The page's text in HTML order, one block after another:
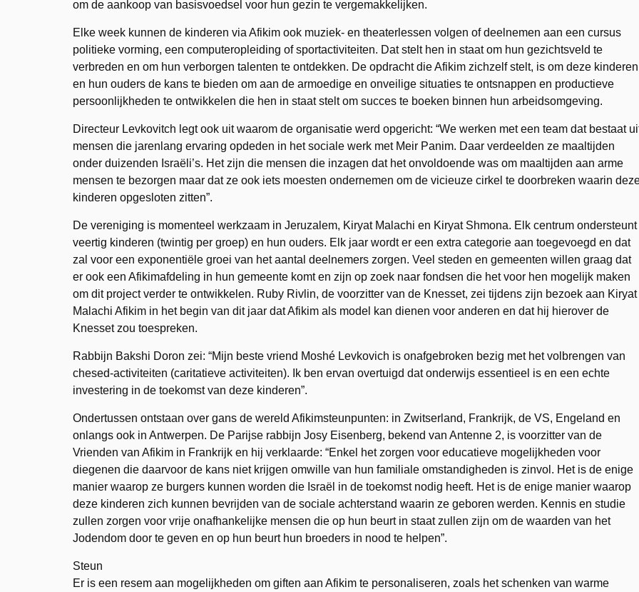
om de aankoop van basisvoedsel voor hun gezin te vergemakkelijken.
Elke week kunnen de kinderen via Afikim ook muziek- en theaterlessen volgen of deelnemen aan een cursus
politieke vorming, een computeropleiding of sportactiviteiten. Dat stelt hen in staat om hun gezichtsveld te
verbreden en om hun verborgen talenten te ontdekken. De opdracht die Afikim zichzelf stelt, is om deze kinderen
en hun ouders de kans te bieden om aan de armoedige en onveilige situaties te ontsnappen en productieve
persoonlijkheden te ontwikkelen die hen in staat stelt om succes te boeken binnen hun arbeidsomgeving.
Directeur Levkovitch legt ook uit waarom de organisatie werd opgericht: “We werken met een team dat bestaat
mensen die jarenlang ervaring opdeden in het sociale werk met Meir Panim. Daar verdeelden ze maaltijden
onder duizenden Israëli’s. Het zijn die mensen die inzagen dat het onvoldoende was om maaltijden aan arme
mensen te bezorgen maar dat ze ook iets moesten ondernemen om de vicieuze cirkel te doorbreken waarin
kinderen opgesloten zitten”.
De vereniging is momenteel werkzaam in Jeruzalem, Kiryat Malachi en Kiryat Shmona. Elk centrum ondersteunt
veertig kinderen (twintig per groep) en hun ouders. Elk jaar wordt er een extra categorie aan toegevoegd en dat
zal voor een exponentiële groei van het aantal deelnemers zorgen. Veel steden en gemeenten willen graag dat
er ook een Afikimafdeling in hun gemeente komt en zijn op zoek naar fondsen die het voor hen mogelijk maken
om dit project verder te ontwikkelen. Ruby Rivlin, de voorzitter van de Knesset, zei tijdens zijn bezoek aan Kiryat
Malachi Afikim in het begin van dit jaar dat Afikim als model kan dienen voor anderen en dat hij hierover de
Knesset zou toespreken.
Rabbijn Bakshi Doron zei: “Mijn beste vriend Moshé Levkovich is onafgebroken bezig met het volbrengen van
chesed-activiteiten (caritatieve activiteiten). Ik ben ervan overtuigd dat onderwijs essentieel is en een echte
investering in de toekomst van deze kinderen”.
Ondertussen ontstaan over gans de wereld Afikimsteunpunten: in Zwitserland, Frankrijk, de VS, Engeland en
onlangs ook in Antwerpen. De Parijse rabbijn Josy Eisenberg, bekend van Antenne 2, is voorzitter van de
Vrienden van Afikim in Frankrijk en hij verklaarde: “Enkel het zorgen voor educatieve mogelijkheden voor
diegenen die daarvoor de kans niet krijgen omwille van hun familiale omstandigheden is zinvol. Het is de enige
manier waarop ze burgers kunnen worden die Israël in de toekomst nodig heeft. Het is de enige manier waarop
deze kinderen zich kunnen bevrijden van de sociale achterstand waarin ze geboren werden. Kennis en studie
zullen zorgen voor vrije onafhankelijke mensen die op hun beurt in staat zullen zijn om de waarden van het
Jodendom door te geven en op hun beurt hun broeders in nood te helpen”.
Steun
Er is een resem aan mogelijkheden om giften aan Afikim te personaliseren, zoals het schenken van warme